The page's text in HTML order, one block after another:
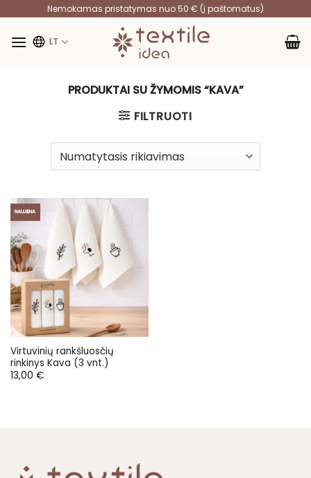
content
Nemokamas pristatymas nuo 50 € (į paštomatus)
LT
PRODUKTAI SU ŽYMOMIS “KAVA”
FILTRUOTI
NAUJIENA
Virtuvinių rankšluosčių
rinkinys Kava (3 vnt.)
13,00 €